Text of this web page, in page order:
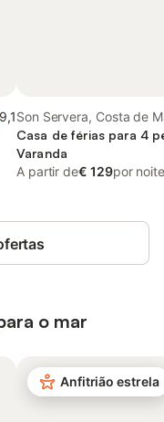
9,1Son Servera, Costa de
Casa de férias para 4
Varanda
A partir de€ 129por noite
o mar
Anfitrião estrela